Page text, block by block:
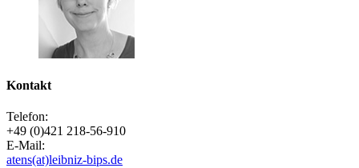
Kontakt
Telefon:
+49 (0)421 218-56-910
E-Mail:
atens(at)leibniz-bips.de